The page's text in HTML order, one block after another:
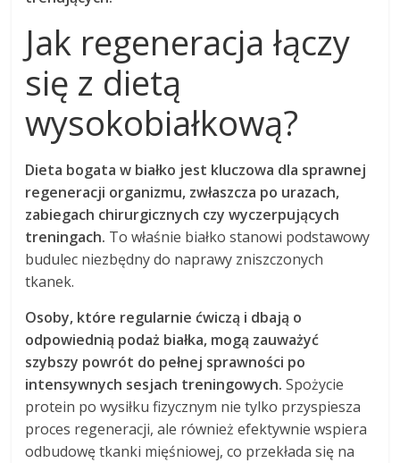
Jak regeneracja łączy
się z dietą
wysokobiałkową?
Dieta bogata w białko jest kluczowa dla sprawnej
regeneracji organizmu, zwłaszcza po urazach,
zabiegach chirurgicznych czy wyczerpujących
treningach. To właśnie białko stanowi podstawowy
budulec niezbędny do naprawy zniszczonych
tkanek.
Osoby, które regularnie ćwiczą i dbają o
odpowiednią podaż białka, mogą zauważyć
szybszy powrót do pełnej sprawności po
intensywnych sesjach treningowych. Spożycie
protein po wysiłku fizycznym nie tylko przyspiesza
proces regeneracji, ale również efektywnie wspiera
odbudowę tkanki mięśniowej, co przekłada się na